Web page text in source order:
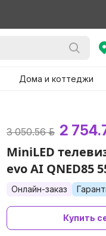
Дома и коттеджи
3 050.56 р. 2
MiniLED
evo AI QNED85
Онлайн-заказ
Купить